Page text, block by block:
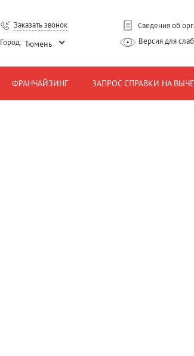
Заказать звонок
Город: Тюмень
Сведения об
Версия для
ФРАНЧАЙЗИНГ ЗАПРОС СПРАВКИ НА